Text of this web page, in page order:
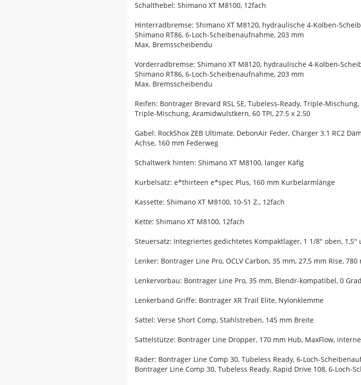
Schalthebel: Shimano XT M8100, 12fach
Hinterradbremse: Shimano XT M8120, hydraulische 4-Kolben-
Shimano RT86, 6-Loch-Scheibenaufnahme, 203 mm
Max. Bremsscheibendu
Vorderradbremse: Shimano XT M8120, hydraulische 4-Kolben-
Shimano RT86, 6-Loch-Scheibenaufnahme, 203 mm
Max. Bremsscheibendu
Reifen: Bontrager Brevard RSL SE, Tubeless-Ready, Triple-
Triple-Mischung, Aramidwulstkern, 60 TPI, 27.5 x 2.50
Gabel: RockShox ZEB Ultimate, DebonAir Feder, Charger 3.1 RC2
Achse, 160 mm Federweg
Schaltwerk hinten: Shimano XT M8100, langer Käfig
Kurbelsatz: e*thirteen e*spec Plus, 160 mm Kurbelarmlänge
Kassette: Shimano XT M8100, 10-51 Z., 12fach
Kette: Shimano XT M8100, 12fach
Steuersatz: Integriertes gedichtetes Kompaktlager, 1 1/8" oben,
Lenker: Bontrager Line Pro, OCLV Carbon, 35 mm, 27,5 mm Rise,
Lenkervorbau: Bontrager Line Pro, 35 mm, Blendr-kompatibel, 0
Lenkerband Griffe: Bontrager XR Trail Elite, Nylonklemme
Sattel: Verse Short Comp, Stahlstreben, 145 mm Breite
Sattelstütze: Bontrager Line Dropper, 170 mm Hub, MaxFlow,
Räder: Bontrager Line Comp 30, Tubeless Ready, 6-Loch-
Bontrager Line Comp 30, Tubeless Ready, Rapid Drive 108, 6-Loch-